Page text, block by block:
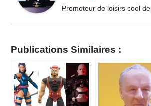
Promoteur de loisirs cool
Publications Similaires :